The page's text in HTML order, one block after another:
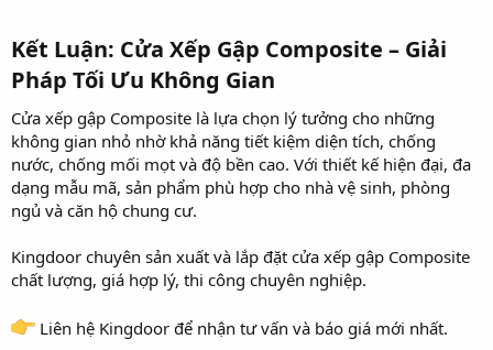
Kết Luận: Cửa Xếp Gập Composite – Giải
Pháp Tối Ưu Không Gian​
Cửa xếp gập Composite là lựa chọn lý tưởng cho những
không gian nhỏ nhờ khả năng tiết kiệm diện tích, chống
nước, chống mối mọt và độ bền cao. Với thiết kế hiện đại, đa
dạng mẫu mã, sản phẩm phù hợp cho nhà vệ sinh, phòng
ngủ và căn hộ chung cư.
Kingdoor chuyên sản xuất và lắp đặt cửa xếp gập Composite
chất lượng, giá hợp lý, thi công chuyên nghiệp.
Liên hệ Kingdoor để nhận tư vấn và báo giá mới nhất.